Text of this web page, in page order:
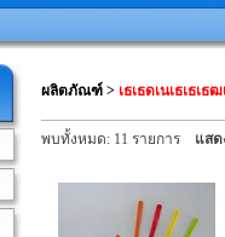
ผลิตภัณฑ์ > เธเธดเนเธเธ
พบทั้งหมด: 11 รายการ แสด